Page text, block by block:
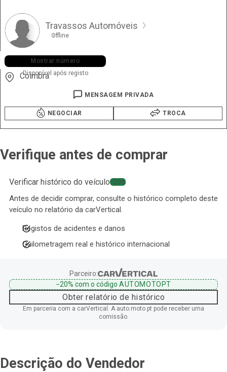
Travassos Automóveis
Offline
+351 961 ••• •70
Mostrar número
Disponível após registo
Coimbra
MENSAGEM PRIVADA
NEGOCIAR TROCA
Verifique antes de comprar
Verificar histórico do veículo−20%
Antes de decidir comprar, consulte o histórico completo deste
veículo no relatório da carVertical.
Registos de acidentes e danos
Quilometragem real e histórico internacional
Parceiro:
−20%com o código AUTOMOTOPT
Obter relatório de histórico
Em parceria com a carVertical. A auto.moto.pt pode receber uma
comissão.
Descrição do Vendedor